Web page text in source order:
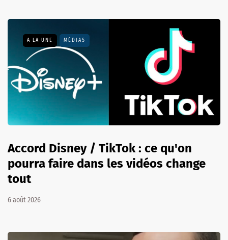
A LA UNE MÉDIAS
Accord Disney / TikTok : ce qu'on
pourra faire dans les vidéos change
tout
6 août 2026